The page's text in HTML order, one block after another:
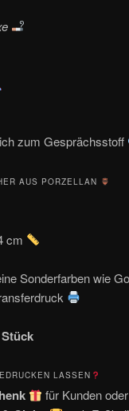
zum Gesprächsstoff
AUS PORZELLAN
cm
Sonderfarben wie
LASSEN
für Kunden